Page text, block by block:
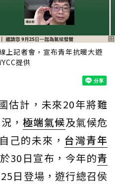
上記者會，宣布青年抗暖大遊
提供
估計，未來20年將難
， 極端氣候及氣候危
己的未來， 台灣青年
於30日宣布，今年的青
日登場，遊行總召侯